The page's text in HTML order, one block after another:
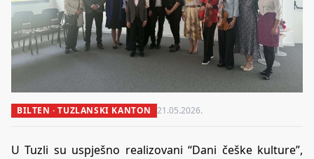
BILTEN · TUZLANSKI KANTON 21.05.2026.
U Tuzli su uspješno realizovani “Dani češke kulture”,